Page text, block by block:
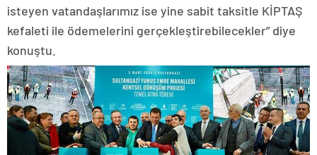
isteyen vatandaşlarımız ise yine sabit taksitle KİPTAŞ
kefaleti ile ödemelerini gerçekleştirebilecekler” diye
konuştu.